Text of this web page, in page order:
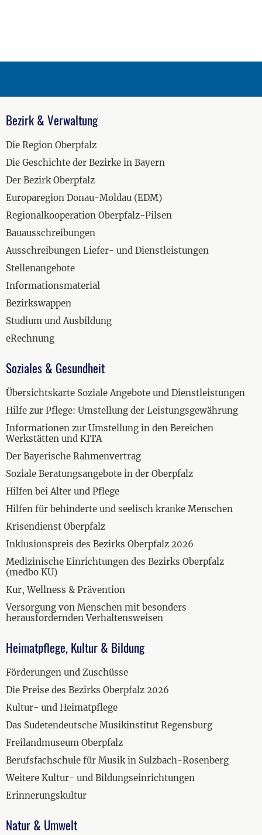
Bezirk & Verwaltung
Die Region Oberpfalz
Die Geschichte der Bezirke in Bayern
Der Bezirk Oberpfalz
Europaregion Donau-Moldau (EDM)
Regionalkooperation Oberpfalz-Pilsen
Bauausschreibungen
Ausschreibungen Liefer- und Dienstleistungen
Stellenangebote
Informationsmaterial
Bezirkswappen
Studium und Ausbildung
eRechnung
Soziales & Gesundheit
Übersichtskarte Soziale Angebote und Dienstleistungen
Hilfe zur Pflege: Umstellung der Leistungsgewährung
Informationen zur Umstellung in den Bereichen
Werkstätten und KITA
Der Bayerische Rahmenvertrag
Soziale Beratungsangebote in der Oberpfalz
Hilfen bei Alter und Pflege
Hilfen für behinderte und seelisch kranke Menschen
Krisendienst Oberpfalz
Inklusionspreis des Bezirks Oberpfalz 2026
Medizinische Einrichtungen des Bezirks Oberpfalz
(medbo KU)
Kur, Wellness & Prävention
Versorgung von Menschen mit besonders
herausfordernden Verhaltensweisen
Heimatpflege, Kultur & Bildung
Förderungen und Zuschüsse
Die Preise des Bezirks Oberpfalz 2026
Kultur- und Heimatpflege
Das Sudetendeutsche Musikinstitut Regensburg
Freilandmuseum Oberpfalz
Berufsfachschule für Musik in Sulzbach-Rosenberg
Weitere Kultur- und Bildungseinrichtungen
Erinnerungskultur
Natur & Umwelt